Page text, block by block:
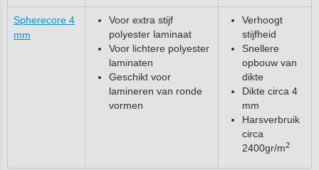
Spherecore 4
mm
Voor extra stijf
polyester laminaat
Voor lichtere polyester
laminaten
Geschikt voor
lamineren van ronde
vormen
Verhoogt
stijfheid
Snellere
opbouw van
dikte
Dikte circa 4
mm
Harsverbruik
circa
2400gr/m2